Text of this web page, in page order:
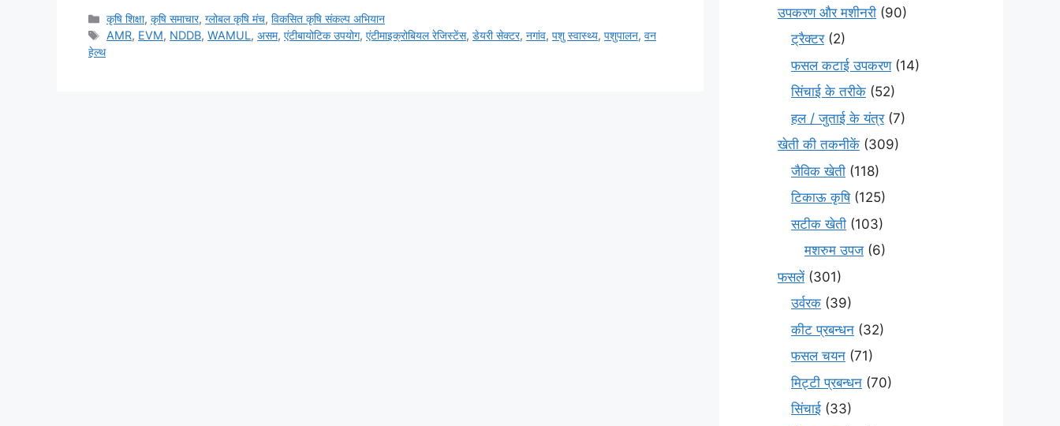
कृषि शिक्षा,कृषि समाचार,ग्लोबल कृषि मंच,विकसित कृषि संकल्प अभियान
AMR, EVM, NDDB,WAMUL,असम,एंटीबायोटिक उपयोग,एंटीमाइक्रोबियल रेजिस्टेंस,डेयरी सेक्टर,नगांव,पशु स्वास्थ्य,पशुपालन,वन
हेल्थ
उपकरण और मशीनरी (90)
ट्रैक्टर(2)
फसल कटाई उपकरण(14)
सिंचाई के तरीके (52)
हल / जुताई के यंत्र(7)
खेती की तकनीकें (309)
जैविक खेती (118)
टिकाऊ कृषि(125)
सटीक खेती (103)
मशरुम उपज (6)
फसलें(301)
उर्वरक (39)
कीट प्रबन्धन (32)
फसल चयन (71)
मि‌ट्टी प्रबन्धन (70)
सिंचाई (33)